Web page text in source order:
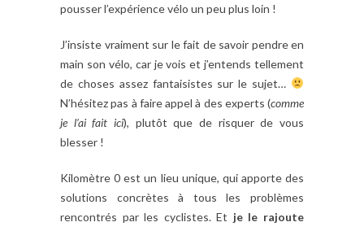
pousser l’expérience vélo un peu plus loin !
J’insiste vraiment sur le fait de savoir pendre en
main son vélo, car je vois et j’entends tellement
de choses assez fantaisistes sur le sujet…
N’hésitez pas à faire appel à des experts (comme
je l’ai fait ici), plutôt que de risquer de vous
blesser !
Kilomètre 0 est un lieu unique, qui apporte des
solutions concrètes à tous les problèmes
rencontrés par les cyclistes. Et je le rajoute